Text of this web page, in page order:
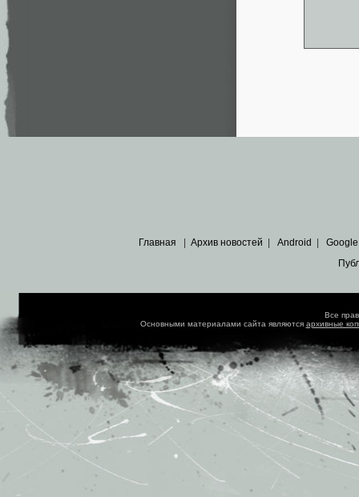
Главная | Архив новостей | Android | Google
Все
Основными материалами сайта являются архивные